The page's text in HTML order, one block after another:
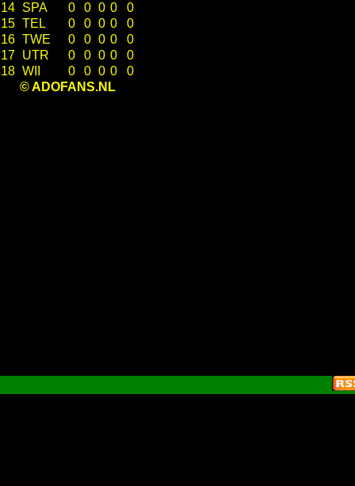
14 SPA 0 0 0 0
0
15 TEL 0 0 0 0
0
16 TWE 0 0 0 0
0
17 UTR 0 0 0 0
0
18 WII 0 0 0 0
0
© ADOFANS.NL